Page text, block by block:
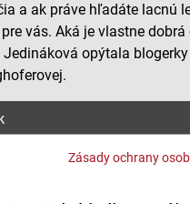
Zásady ochrany
a ak práve hľadáte lacnú
vás. Aká je vlastne
Jedináková opýtala